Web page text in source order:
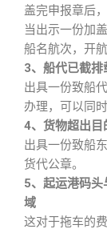
盖完申报章后
当出示一份加
船名航次，开
3、船代已截排
出具一份致船
办理，可以同
4、货物超出目
出具一份致船
货代公章。
5、起运港码
域
这对于拖车的